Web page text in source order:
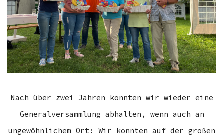
Nach über zwei Jahren konnten wir wieder eine
Generalversammlung abhalten, wenn auch an
ungewöhnlichem Ort: Wir konnten auf der großen